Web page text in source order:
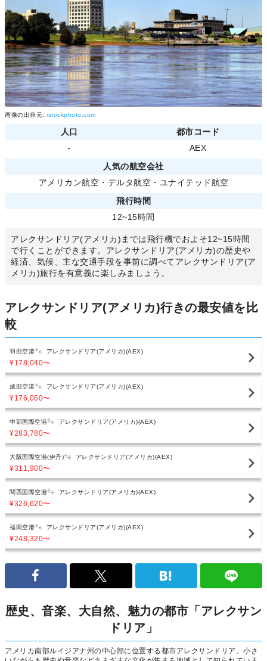
画像の出典元: istockphoto.com
人口
都市コード
-
AEX
人気の航空会社
アメリカン航空 ・ デルタ航空 ・ ユナイテッド航空
飛行時間
12~15時間
アレクサンドリア(アメリカ)までは飛行機でおよそ12~15時間
で行くことができます。アレクサンドリア(アメリカ)の歴史や
経済、気候、主な交通手段を事前に調べてアレクサンドリア(ア
メリカ)旅行を有意義に楽しみましょう。
アレクサンドリア(アメリカ)行きの最安値を比
較
羽田空港 アレクサンドリア(アメリカ)(AEX)
¥178,040〜
成田空港 アレクサンドリア(アメリカ)(AEX)
¥176,060〜
中部国際空港 アレクサンドリア(アメリカ)(AEX)
¥283,780〜
大阪国際空港(伊丹) アレクサンドリア(アメリカ)(AEX)
¥311,900〜
関西国際空港 アレクサンドリア(アメリカ)(AEX)
¥326,620〜
福岡空港 アレクサンドリア(アメリカ)(AEX)
¥248,320〜
歴史、音楽、大自然、魅力の都市「アレクサン
ドリア」
アメリカ南部ルイジアナ州の中心部に位置する都市アレクサンドリア。小さ